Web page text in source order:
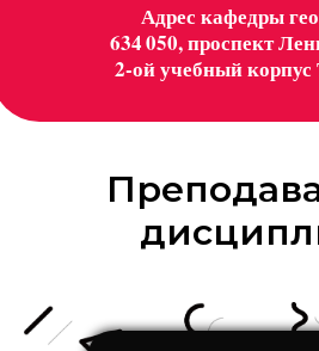
Адрес кафедры
634 050, проспект
2-ой учебный